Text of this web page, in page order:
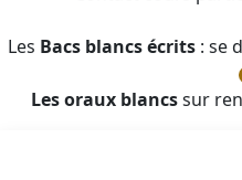
Les Bacs blancs écrits: se
Les oraux blancssur